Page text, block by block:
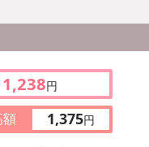
1,238円
額 1,375円